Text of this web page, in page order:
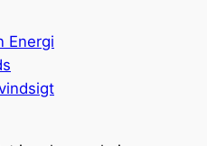
Energi